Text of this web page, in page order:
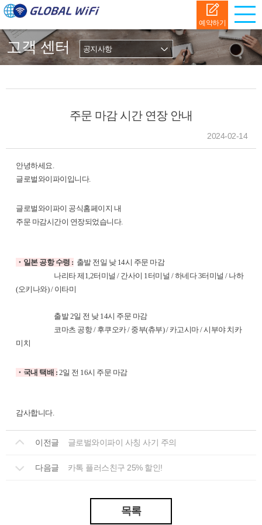
예약하기
고객 센터
주문 마감 시간 연장 안내
2024-02-14
안녕하세요.
글로벌와이파이입니다.
글로벌와이파이 공식홈페이지 내
주문 마감시간이 연장되었습니다.
・일본 공항 수령 : 출발 전일 낮 14시 주문 마감
나리타 제1,2터미널 / 간사이 1터미널 / 하네다 3터미널 / 나하
(오키나와) / 이타미
출발 2일 전 낮 14시 주문 마감
코마츠 공항 / 후쿠오카 / 중부(츄부) / 카고시마 / 시부야 치카
미치
・국내 택배 : 2일 전 16시 주문 마감
감사합니다.
이전글 글로벌와이파이 사칭 사기 주의
다음글 카톡 플러스친구 25% 할인!
목록